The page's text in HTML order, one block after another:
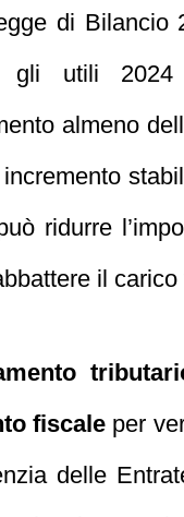
di Bilancio
gli utili
almeno
ridurre
il carico
fiscale per
delle